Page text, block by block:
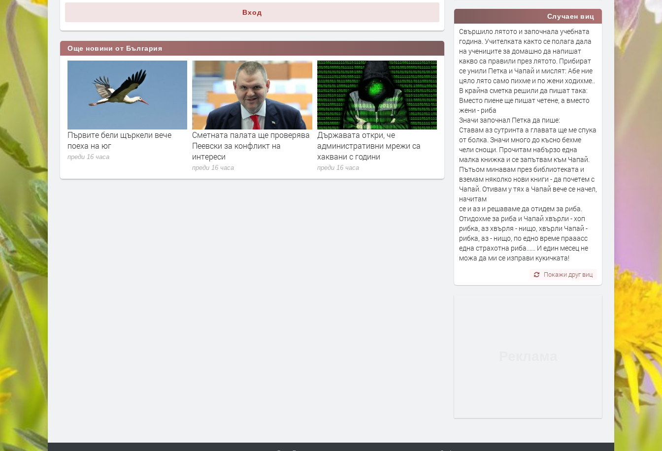
Вход
Още новини от България
вече
Сметната палата ще провeрява
Пеевски за конфликт на
интереси
Държавата откри, че
административни мрежи са
хаквани с години
преди 16 часа
Пилотска грешка. Приключи
разследването за „Граф
Игнатиево“
преди 16 часа
Започва подготовката за
Бюджет 2027
преди 16 часа
Тонове нелегален зехтин
производител са
София
преди 17 часа
Случаен виц
Свършило лятото и започнала учебната
година. Учителката както се полага дала
на учениците за домашно да напишат
какво са правили през лятото. Прибират
се унили Петка и Чапай и мислят: Абе ние
цяло лято само пихме и по жени ходихме..
В крайна сметка решили да пишат така:
Вместо пиене ще пишат четене, а вместо
жени - риба
Значи започнал Петка да пише:
Ставам аз сутринта а главата ще ме спука
от болка. Значи много до късно бехме
чели снощи. Прочитам набързо една
малка книжка и се запътвам към Чапай.
Пътьом минавам през библиотеката и
вземам няколко нови книги - да почетем с
Чапай. Отивам у тях а Чапай вече се начел,
начитам
се и аз и решаваме да отидем за риба.
Отидохме за риба и Чапай хвърли - хоп
рибка, аз хвърля - нищо, хвърли Чапай -
рибка, аз - нищо, по едно време прааасс
една страхотна риба...... И един месец не
можа да ми се изправи кукичката!
Покажи друг виц